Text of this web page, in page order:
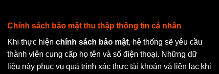
Chính sách bảo mật thu thập thông tin cá nhân
Khi thực hiện chính sách bảo mật, hệ thống sẽ yêu cầu
thành viên cung cấp họ tên và số điện thoại. Những dữ
liệu này phục vụ quá trình xác thực tài khoản và liên lạc khi